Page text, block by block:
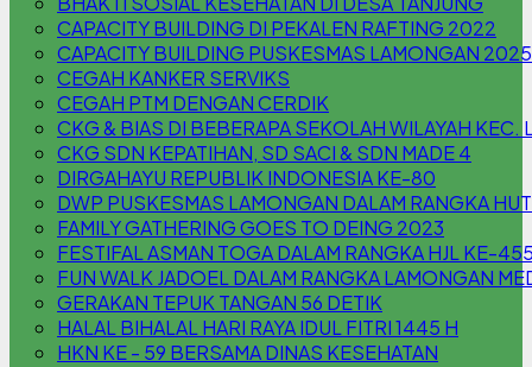
CAPACITY BUILDING DI PEKALEN RAFTING 2022
CAPACITY BUILDING PUSKESMAS LAMONGAN 2025
CEGAH KANKER SERVIKS
CEGAH PTM DENGAN CERDIK
CKG & BIAS DI BEBERAPA SEKOLAH WILAYAH KEC.
CKG SDN KEPATIHAN, SD SACI & SDN MADE 4
DIRGAHAYU REPUBLIK INDONESIA KE-80
DWP PUSKESMAS LAMONGAN DALAM RANGKA
FAMILY GATHERING GOES TO DEING 2023
FESTIFAL ASMAN TOGA DALAM RANGKA HJL KE-
FUN WALK JADOEL DALAM RANGKA LAMONGAN
GERAKAN TEPUK TANGAN 56 DETIK
HALAL BIHALAL HARI RAYA IDUL FITRI 1445 H
HKN KE - 59 BERSAMA DINAS KESEHATAN